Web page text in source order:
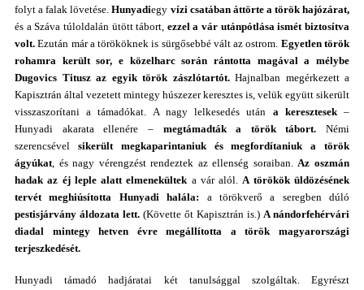
folyt a falak lövetése.Hunyadiegy vízi csatában áttörte a török hajózárat,
és a Száva túloldalán ütött tábort, ezzel a vár utánpótlása ismét biztosítva
volt. Ezután már a törököknek is sürgősebbé vált az ostrom. Egyetlen török
rohamra került sor, e közelharc során rántotta magával a mélybe
Dugovics Titusz az egyik török zászlótartót. Hajnalban megérkezett a
Kapisztrán által vezetett mintegy húszezer keresztes is, velük együtt sikerült
visszaszorítani a támadókat. A nagy lelkesedés után a keresztesek–
Hunyadi akarata ellenére – megtámadták a török tábort. Némi
szerencsével sikerült megkaparintaniuk és megfordítaniuk a török
ágyúkat, és nagy vérengzést rendeztek az ellenség soraiban.Az oszmán
hadak az éj leple alatt elmenekülteka vár alól.A törökök üldözésének
tervét meghiúsította Hunyadi halála: a törökverő a seregben dúló
pestisjárvány áldozata lett. (Követte őt Kapisztrán is.) A nándorfehérvári
diadal mintegy hetven évre megállította a török magyarországi
terjeszkedését.
Hunyadi támadó hadjáratai két tanulsággal szolgáltak. Egyrészt